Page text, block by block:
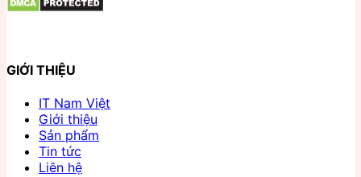
GIỚI THIỆU
IT Nam Việt
Giới thiệu
Sản phẩm
Tin tức
Liên hệ